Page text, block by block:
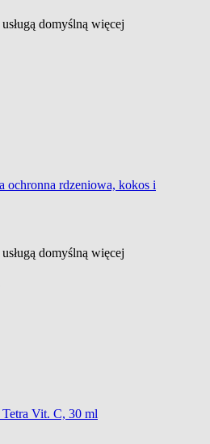
domyślną więcej
ochronna rdzeniowa, kokos i
domyślną więcej
Vit. C, 30 ml